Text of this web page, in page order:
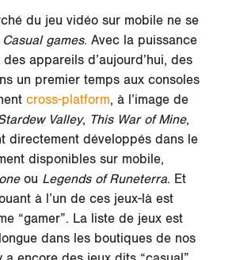
du jeu vidéo sur mobile ne se
Casual games. Avec la puissance
appareils d’aujourd’hui, des
un premier temps aux consoles
cross-platform, à l’image de
Valley, This War of Mine,
directement développés dans le
disponibles sur mobile,
ou Legends of Runeterra. Et
à l’un de ces jeux-là est
“gamer”. La liste de jeux est
dans les boutiques de nos